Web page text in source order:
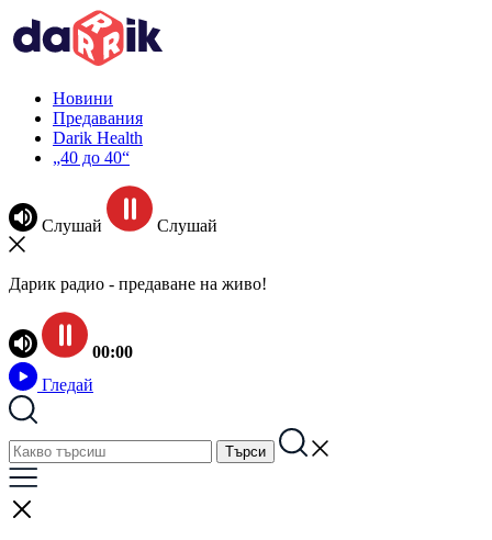
Новини
Предавания
Darik Health
„40 до 40“
Слушай Слушай
Дарик радио - предаване на живо!
00:00
Гледай